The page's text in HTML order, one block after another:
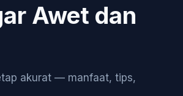
Awet dan
akurat — manfaat, tips,